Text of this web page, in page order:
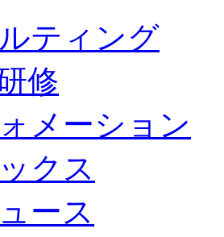
ティング
修
メーション
クス
ース